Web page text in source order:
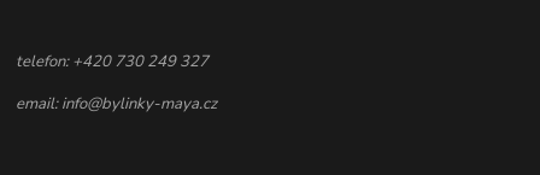
telefon: +420 730 249 327
email: info@bylinky-maya.cz